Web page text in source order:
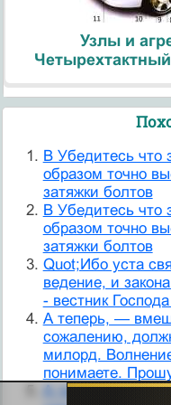
Узлы и
B Убедитесь что
образом точно
затяжки болтов
B Убедитесь что
образом точно
затяжки болтов
Quot;Ибо уста
ведение, и
- вестник
А теперь, —
сожалению,
милорд.
понимаете.
А теперь, —